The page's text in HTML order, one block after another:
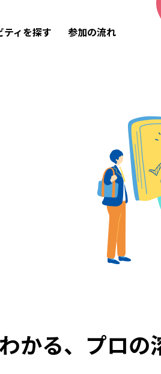
ティを探す 参加の流れ
かる、プロの